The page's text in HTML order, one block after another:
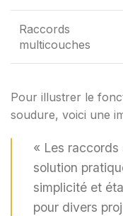
Raccords
multicouches
Pour illustrer le
soudure, voici une
« Les
solution
simplicité et
pour divers